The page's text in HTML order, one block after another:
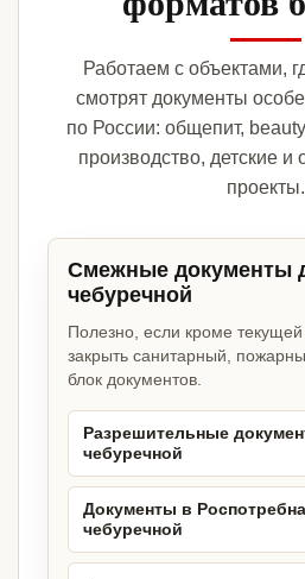
Работаем с объектами,
смотрят документы
по России: общепит,
производство, детские и
проекты.
Смежные документы
чебуречной
Полезно, если кроме
закрыть санитарный,
блок документов.
Разрешительные
чебуречной
Документы в
чебуречной